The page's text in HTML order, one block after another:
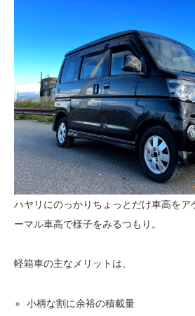
ハヤリにのっかりちょっとだけ車高をア
ーマル車高で様子をみるつもり。
軽箱車の主なメリットは、
小柄な割に余裕の積載量